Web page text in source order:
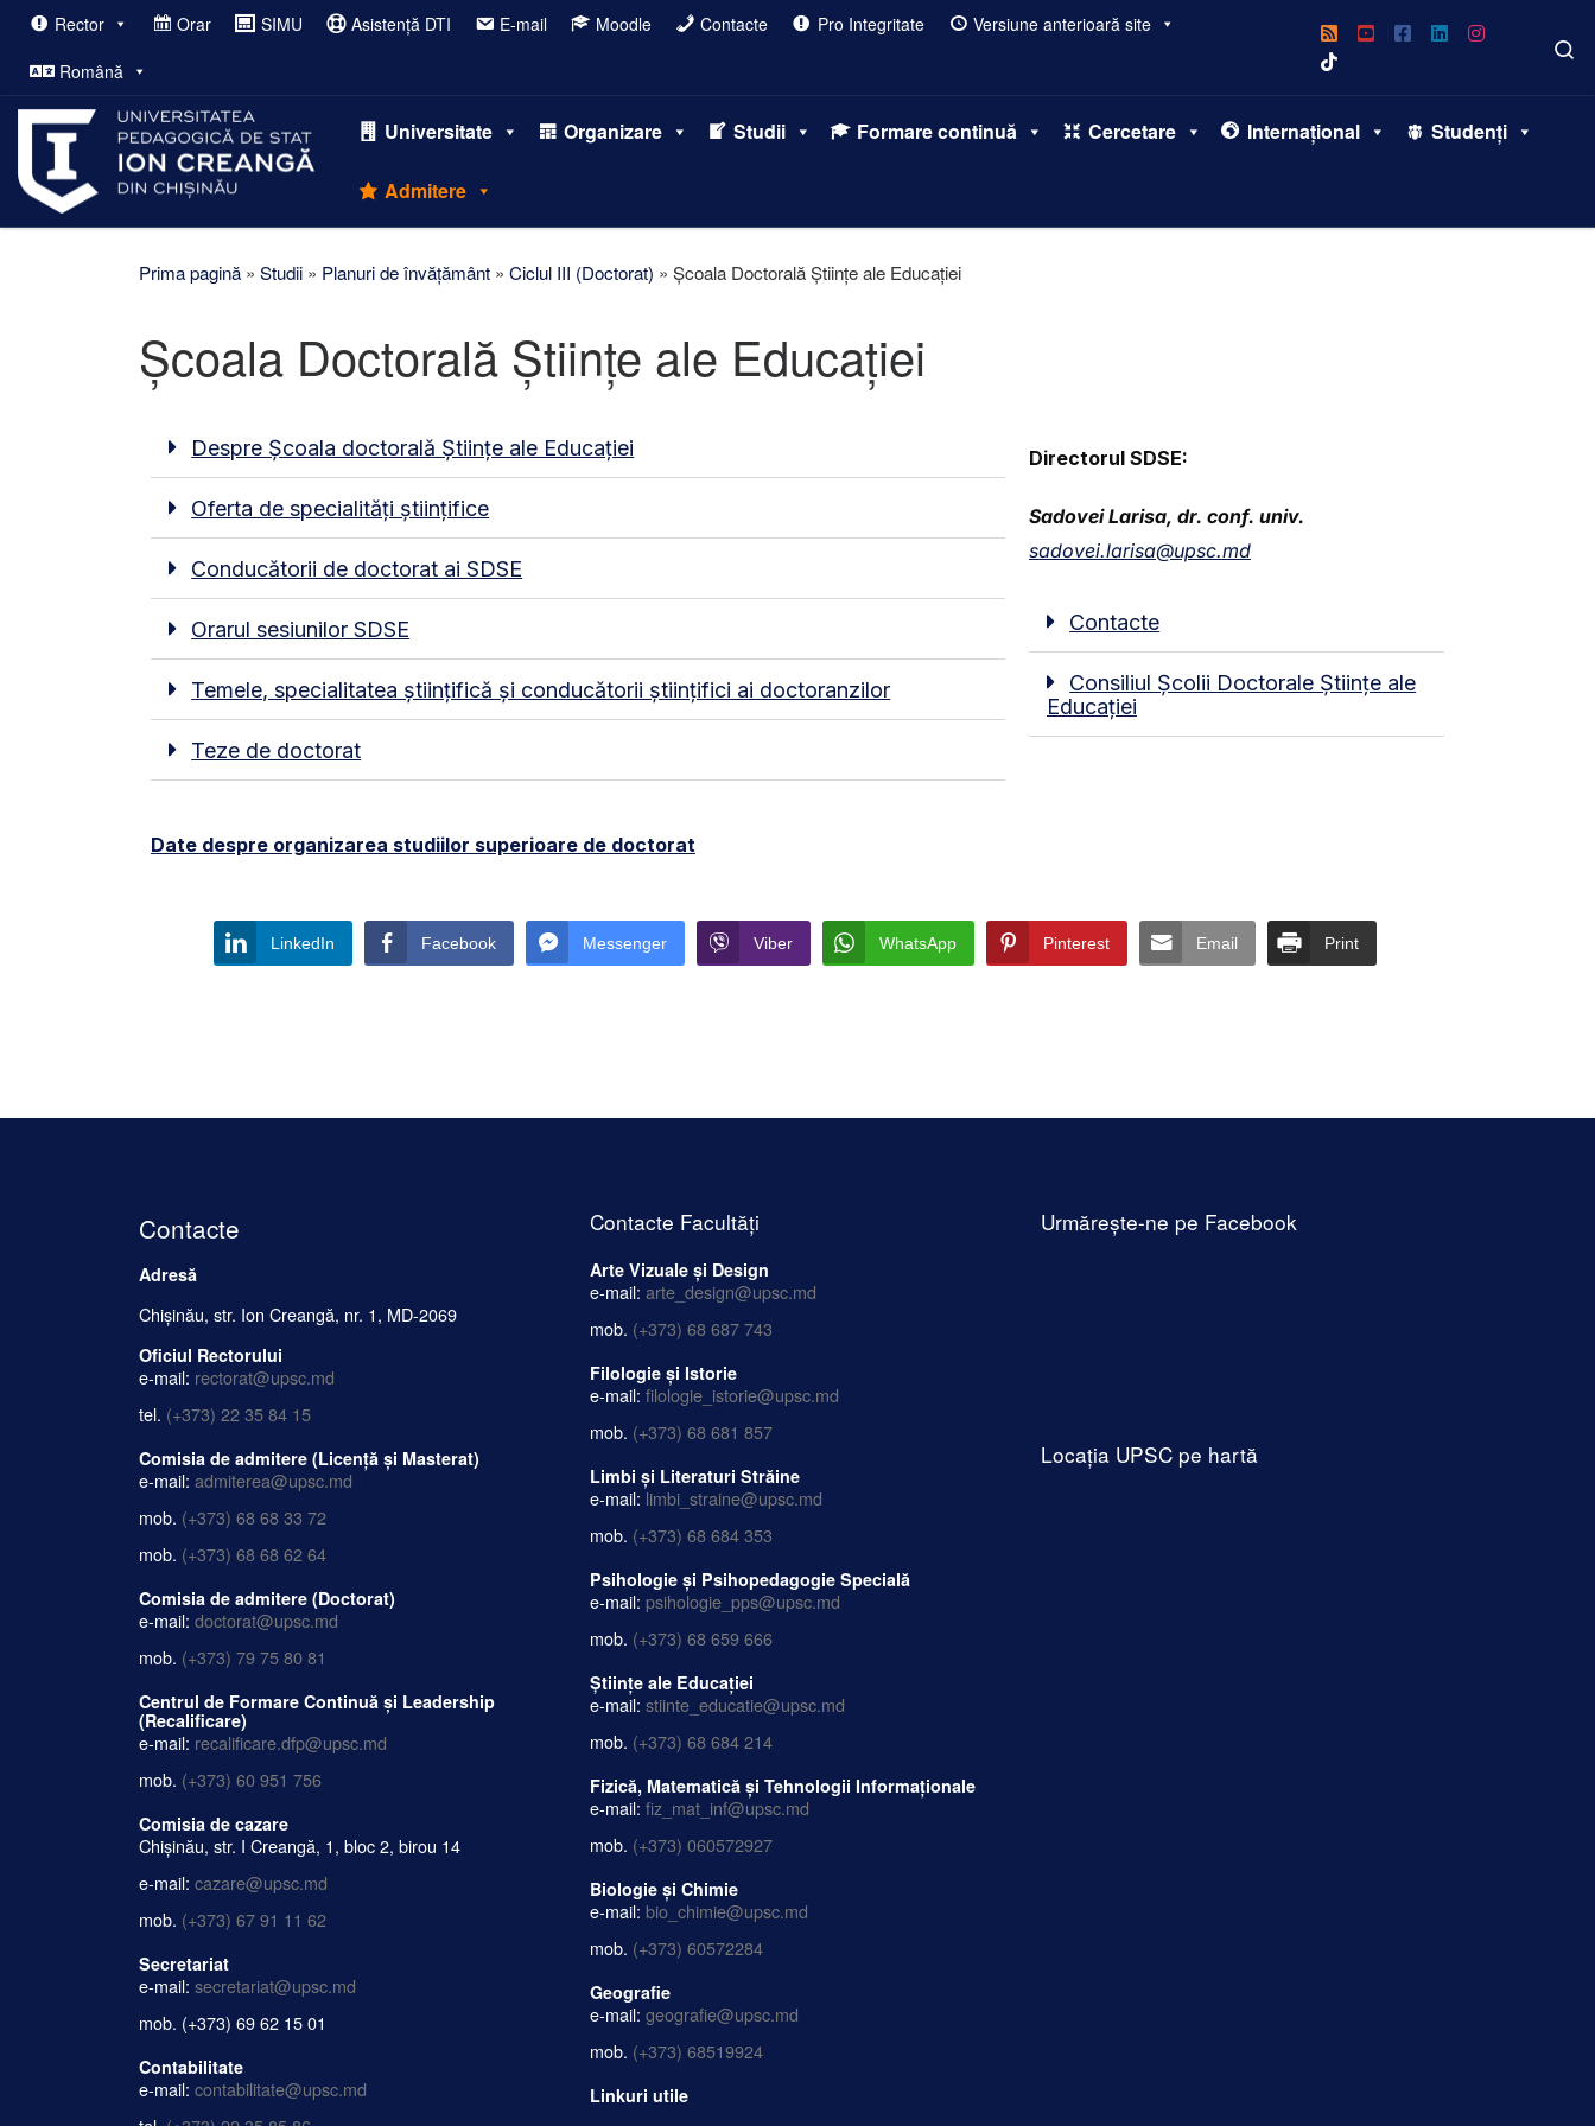
Afișează întregul conținut
Rector Orar SIMU Asistență DTI E-mail Moodle Contacte Pro Integritate
Versiune anterioară site
Română
Universitate Organizare Studii Formare continuă Cercetare Internațional Studenți
Admitere
Prima pagină » Studii » Planuri de învățământ » Ciclul III (Doctorat) » Școala Doctorală Științe ale Educației
Școala Doctorală Științe ale Educației
Despre Școala doctorală Științe ale Educației
Oferta de specialități științifice
Conducătorii de doctorat ai SDSE
Orarul sesiunilor SDSE
Temele, specialitatea științifică și conducătorii științifici ai doctoranzilor
Teze de doctorat
Date despre organizarea studiilor superioare de doctorat
Directorul SDSE:
Sadovei Larisa, dr. conf. univ.
sadovei.larisa@upsc.md
Contacte
Consiliul Școlii Doctorale Științe ale
Educației
LinkedIn Facebook Messenger Viber WhatsApp Pinterest Email Print
Contacte
Adresă
Chișinău, str. Ion Creangă, nr. 1, MD-2069
Oficiul Rectorului
e-mail: rectorat@upsc.md
tel. (+373) 22 35 84 15
Comisia de admitere (Licență și Masterat)
e-mail: admiterea@upsc.md
mob. (+373) 68 68 33 72
mob. (+373) 68 68 62 64
Comisia de admitere (Doctorat)
e-mail: doctorat@upsc.md
mob. (+373) 79 75 80 81
Centrul de Formare Continuă și Leadership
(Recalificare)
e-mail: recalificare.dfp@upsc.md
mob. (+373) 60 951 756
Comisia de cazare
Chișinău, str. I Creangă, 1, bloc 2, birou 14
e-mail: cazare@upsc.md
mob. (+373) 67 91 11 62
Secretariat
e-mail: secretariat@upsc.md
mob. (+373) 69 62 15 01
Contabilitate
e-mail: contabilitate@upsc.md
Contacte Facultăți
Arte Vizuale și Design
e-mail: arte_design@upsc.md
mob. (+373) 68 687 743
Filologie și Istorie
e-mail: filologie_istorie@upsc.md
mob. (+373) 68 681 857
Limbi și Literaturi Străine
e-mail:limbi_straine@upsc.md
mob. (+373) 68 684 353
Psihologie și Psihopedagogie Specială
e-mail: psihologie_pps@upsc.md
mob. (+373) 68 659 666
Științe ale Educației
e-mail: stiinte_educatie@upsc.md
mob. (+373) 68 684 214
Fizică, Matematică și Tehnologii Informaționale
e-mail: fiz_mat_inf@upsc.md
mob. (+373) 060572927
Biologie și Chimie
e-mail: bio_chimie@upsc.md
mob. (+373) 60572284
Geografie
e-mail: geografie@upsc.md
mob. (+373) 68519924
Linkuri utile
Urmărește-ne pe Facebook
Locația UPSC pe hartă